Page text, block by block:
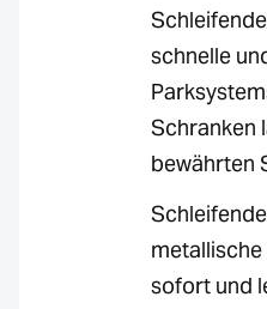
schnelle
Schranken
bewährten
sofort und